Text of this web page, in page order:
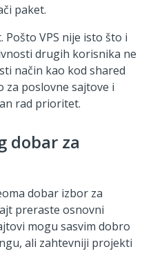
paket.
VPS nije isto što i
drugih korisnika ne
način kao kod shared
za poslovne sajtove i
rad prioritet.
dobar za
dobar izbor za
preraste osnovni
mogu sasvim dobro
ali zahtevniji projekti